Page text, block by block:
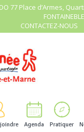
77 Place d’Armes,
CONTACTEZ-NOUS
Agenda Pratiquer